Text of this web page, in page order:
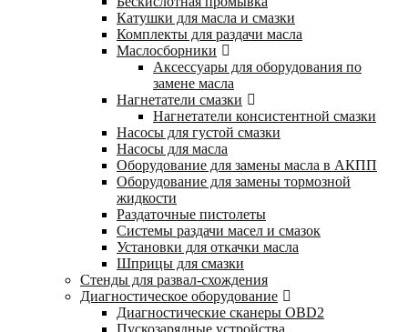
Катушки для масла и смазки
Комплекты для раздачи масла
Маслосборники
Аксессуары для оборудования по
замене масла
Нагнетатели смазки
Нагнетатели консистентной смазки
Насосы для густой смазки
Насосы для масла
Оборудование для замены масла в АКПП
Оборудование для замены тормозной
жидкости
Раздаточные пистолеты
Системы раздачи масел и смазок
Установки для откачки масла
Шприцы для смазки
Стенды для развал-схождения
Диагностическое оборудование
Диагностические сканеры OBD2
Пускозарядные устройства